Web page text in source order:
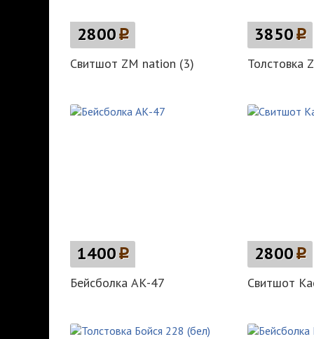
2800p
Свитшот ZM nation (3)
3850p
Толстовка
1400p
Бейсболка АК-47
2800p
Свитшот